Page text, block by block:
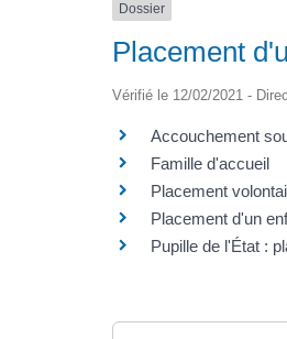
Dossier
Placement
Vérifié le 12/02/2021 -
Accouchement
Famille d'accueil
Placement
Placement d'un
Pupille de l'État :